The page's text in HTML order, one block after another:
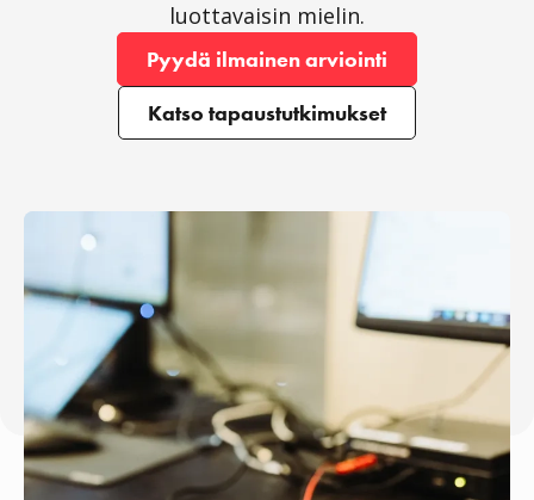
luottavaisin mielin.
Pyydä ilmainen arviointi
Katso tapaustutkimukset